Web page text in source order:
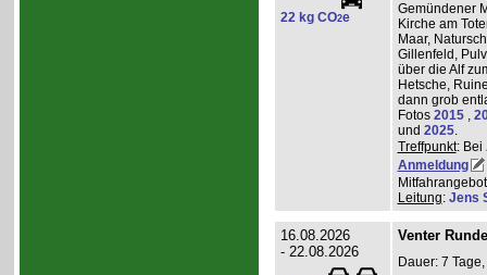
22 kg CO2e
Gemündener
Kirche am
Maar,
Gillenfeld,
über die Alf
Hetsche,
dann grob
Fotos 2015 ,
und 2025.
Treffpunkt: Bei
Anmeldung
Leitung: Jens
16.08.2026
- 22.08.2026
Venter
Dauer: 7